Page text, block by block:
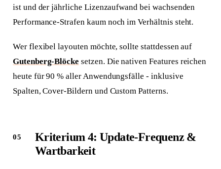
ist und der jährliche Lizenzaufwand bei wachsenden
Performance-Strafen kaum noch im Verhältnis steht.
Wer flexibel layouten möchte, sollte stattdessen auf
Gutenberg-Blöcke setzen. Die nativen Features reichen
heute für 90 % aller Anwendungsfälle - inklusive
Spalten, Cover-Bildern und Custom Patterns.
Kriterium 4: Update-Frequenz &
Wartbarkeit